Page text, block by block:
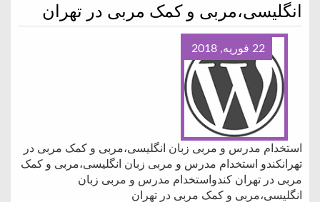
انگلیسی،مربی و کمک مربی در تهران
22 فوریه, 2018
استخدام مدرس و مربی زبان انگلیسی،مربی و کمک مربی در
تهرانکندو استخدام مدرس و مربی زبان انگلیسی،مربی و کمک
مربی در تهران کندواستخدام مدرس و مربی زبان
انگلیسی،مربی و کمک مربی در تهران